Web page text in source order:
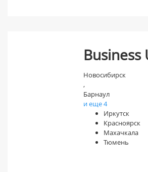
интернет-проектов выделена в
600 сертифицированных
Также компания активно
Business
Новосибирск
,
Барнаул
и еще 4
Иркутск
Красноярск
Махачкала
Тюмень